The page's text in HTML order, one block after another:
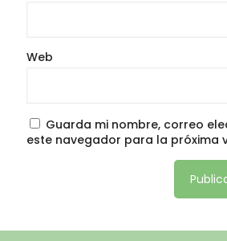
Web
Guarda mi nombre, correo
este navegador para la próxima